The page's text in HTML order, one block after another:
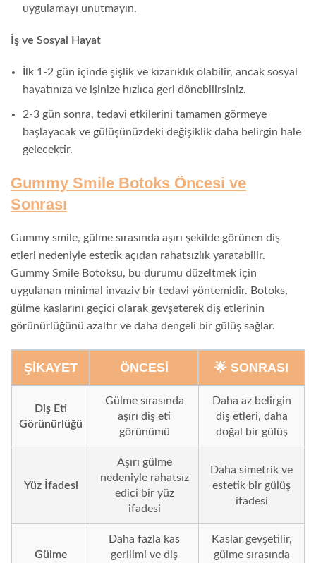
uygulamayı unutmayın.
İş ve Sosyal Hayat
İlk 1-2 gün içinde şişlik ve kızarıklık olabilir, ancak sosyal
hayatınıza ve işinize hızlıca geri dönebilirsiniz.
2-3 gün sonra, tedavi etkilerini tamamen görmeye
başlayacak ve gülüşünüzdeki değişiklik daha belirgin hale
gelecektir.
Gummy Smile Botoks Öncesi ve
Sonrası
Gummy smile, gülme sırasında aşırı şekilde görünen diş
etleri nedeniyle estetik açıdan rahatsızlık yaratabilir.
Gummy Smile Botoksu, bu durumu düzeltmek için
uygulanan minimal invaziv bir tedavi yöntemidir. Botoks,
gülme kaslarını geçici olarak gevşeterek diş etlerinin
görünürlüğünü azaltır ve daha dengeli bir gülüş sağlar.
ŞIKAYET ÖNCESI 🌟 SONRASI
Diş Eti
Görünürlüğü
Gülme sırasında
aşırı diş eti
görünümü
Daha az belirgin
diş etleri, daha
doğal bir gülüş
Yüz İfadesi
Aşırı gülme
nedeniyle rahatsız
edici bir yüz
ifadesi
Daha simetrik ve
estetik bir gülüş
ifadesi
Gülme
Daha fazla kas
gerilimi ve diş
Kaslar gevşetilir,
gülme sırasında